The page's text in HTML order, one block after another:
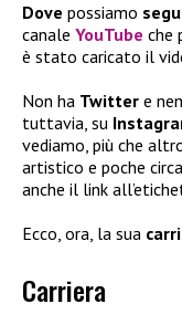
Dove possiamo
canale YouTube che
è stato caricato il
Non ha Twitter e
tuttavia, su
vediamo, più che
artistico e poche
anche il link
Ecco, ora, la sua
Carriera